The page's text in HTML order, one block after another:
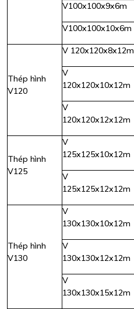
V100x100x9x6m
V100x100x10x6m
Thép hình
V120
V 120x120x8x12m
V
120x120x10x12m
V
120x120x12x12m
Thép hình
V125
V
125x125x10x12m
V
125x125x12x12m
Thép hình
V130
V
130x130x10x12m
V
130x130x12x12m
V
130x130x15x12m